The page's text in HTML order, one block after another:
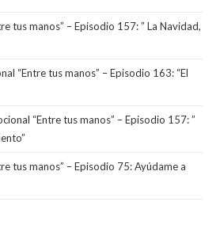
tus manos” – Episodio 157: ” La Navidad,
“Entre tus manos” – Episodio 163: “El
“Entre tus manos” – Episodio 157: ”
tus manos” – Episodio 75: Ayúdame a